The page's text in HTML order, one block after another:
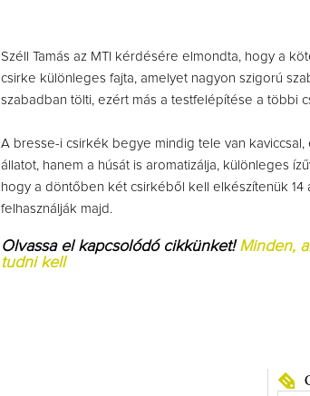
Széll Tamás az MTI kérdésére elmondta, hogy a
csirke különleges fajta, amelyet nagyon szigorú
szabadban tölti, ezért más a testfelépítése a többi
A bresse-i csirkék begye mindig tele van
állatot, hanem a húsát is aromatizálja, különleges
hogy a döntőben két csirkéből kell elkészítenük
felhasználják majd.
Olvassa el kapcsolódó cikkünket! Minden,
tudni kell